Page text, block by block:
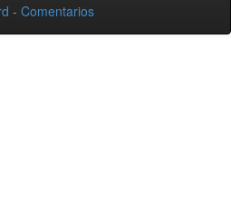
- Comentarios